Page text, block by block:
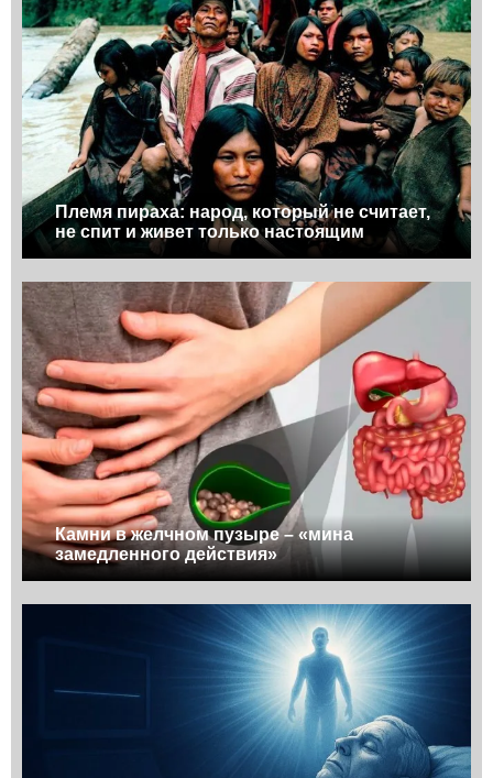
Племя пираха: народ, который не считает,
не спит и живет только настоящим
Камни в желчном пузыре – «мина
замедленного действия»